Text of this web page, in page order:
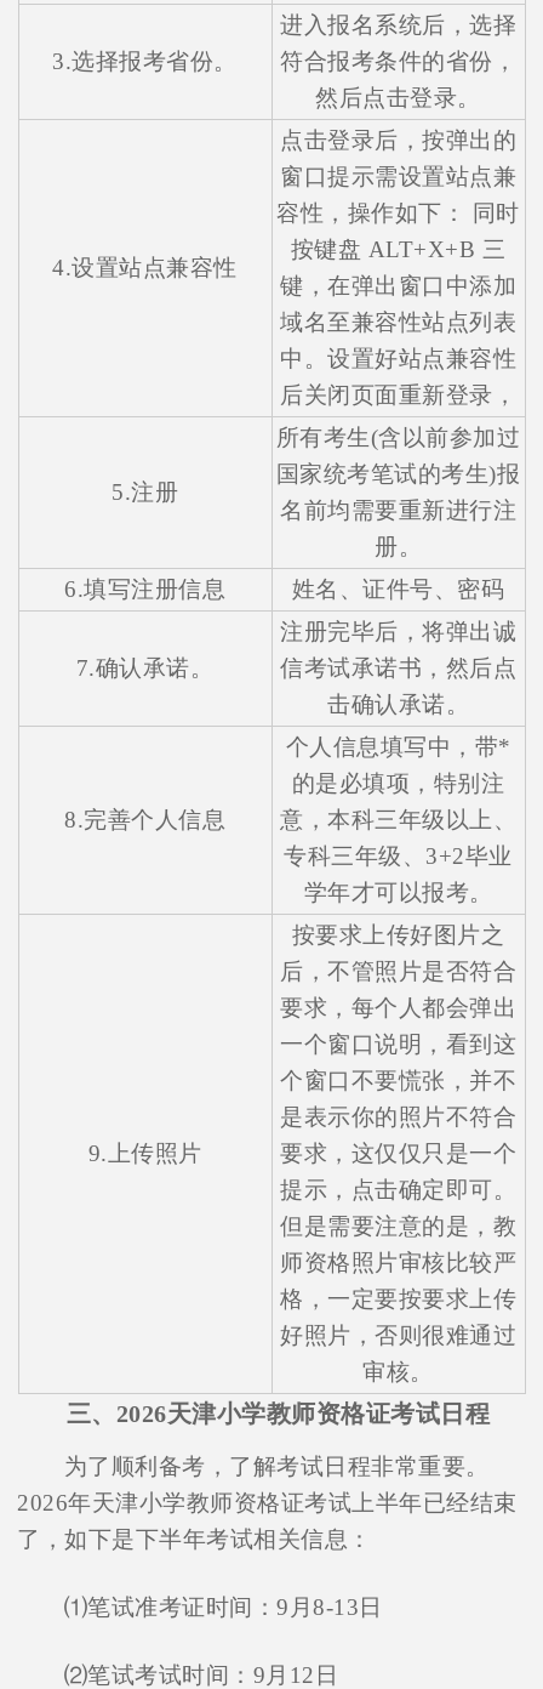
3.选择报考省份。
进入报名系统后，选择
符合报考条件的省份，
然后点击登录。
4.设置站点兼容性
点击登录后，按弹出的
窗口提示需设置站点兼
容性，操作如下： 同时
按键盘 ALT+X+B 三
键，在弹出窗口中添加
域名至兼容性站点列表
中。设置好站点兼容性
后关闭页面重新登录，
5.注册
所有考生(含以前参加过
国家统考笔试的考生)报
名前均需要重新进行注
册。
6.填写注册信息
姓名、证件号、密码
7.确认承诺。
注册完毕后，将弹出诚
信考试承诺书，然后点
击确认承诺。
8.完善个人信息
个人信息填写中，带*
的是必填项，特别注
意，本科三年级以上、
专科三年级、3+2毕业
学年才可以报考。
9.上传照片
按要求上传好图片之
后，不管照片是否符合
要求，每个人都会弹出
一个窗口说明，看到这
个窗口不要慌张，并不
是表示你的照片不符合
要求，这仅仅只是一个
提示，点击确定即可。
但是需要注意的是，教
师资格照片审核比较严
格，一定要按要求上传
好照片，否则很难通过
审核。
三、2026天津小学教师资格证考试日程
为了顺利备考，了解考试日程非常重要。
2026年天津小学教师资格证考试上半年已经结束
了，如下是下半年考试相关信息：
⑴笔试准考证时间：9月8-13日
⑵笔试考试时间：9月12日
在线咨询